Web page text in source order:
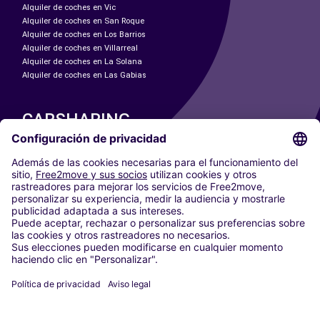
Alquiler de coches en Vic
Alquiler de coches en San Roque
Alquiler de coches en Los Barrios
Alquiler de coches en Villarreal
Alquiler de coches en La Solana
Alquiler de coches en Las Gabias
CARSHARING
NUESTRAS CIUDADES
Paris
Madrid
Washington DC
Milán
Roma
Turín
Viena
Berlín
Düsseldorf